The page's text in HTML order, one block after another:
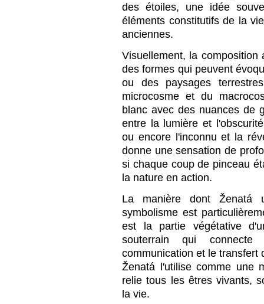
des étoiles, une idée
éléments constitutifs de la
anciennes.
Visuellement, la composition
des formes qui peuvent
ou des paysages
microcosme et du
blanc avec des nuances de
entre la lumière et
ou encore l'inconnu et la
donne une sensation de
si chaque coup de pinceau
la nature en action.
La manière dont Ženatá
symbolisme est
est la partie végétative
souterrain qui
communication et le transfert
Ženatá l'utilise comme une
relie tous les êtres vivants,
la vie.